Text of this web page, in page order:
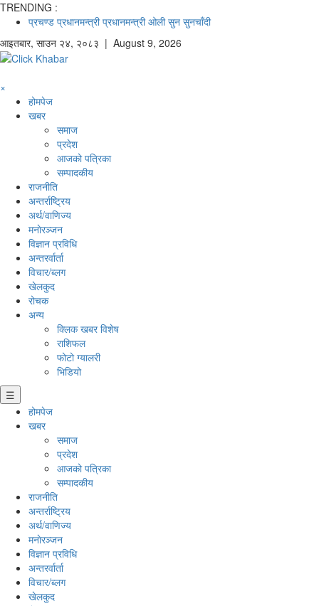
TRENDING :
प्रचण्ड प्रधानमन्त्री प्रधानमन्त्री ओली सुन सुनचाँदी
आइतबार, साउन २४, २०८३ | August 9, 2026
×
होमपेज
खबर
समाज
प्रदेश
आजको पत्रिका
सम्पादकीय
राजनीति
अन्तर्राष्ट्रिय
अर्थ/वाणिज्य
मनाेरञ्जन
विज्ञान प्रविधि
अन्तरर्वार्ता
विचार/ब्लग
खेलकुद
रोचक
अन्य
क्लिक खबर विशेष
राशिफल
फोटो ग्यालरी
भिडियो
☰
होमपेज
खबर
समाज
प्रदेश
आजको पत्रिका
सम्पादकीय
राजनीति
अन्तर्राष्ट्रिय
अर्थ/वाणिज्य
मनाेरञ्जन
विज्ञान प्रविधि
अन्तरर्वार्ता
विचार/ब्लग
खेलकुद